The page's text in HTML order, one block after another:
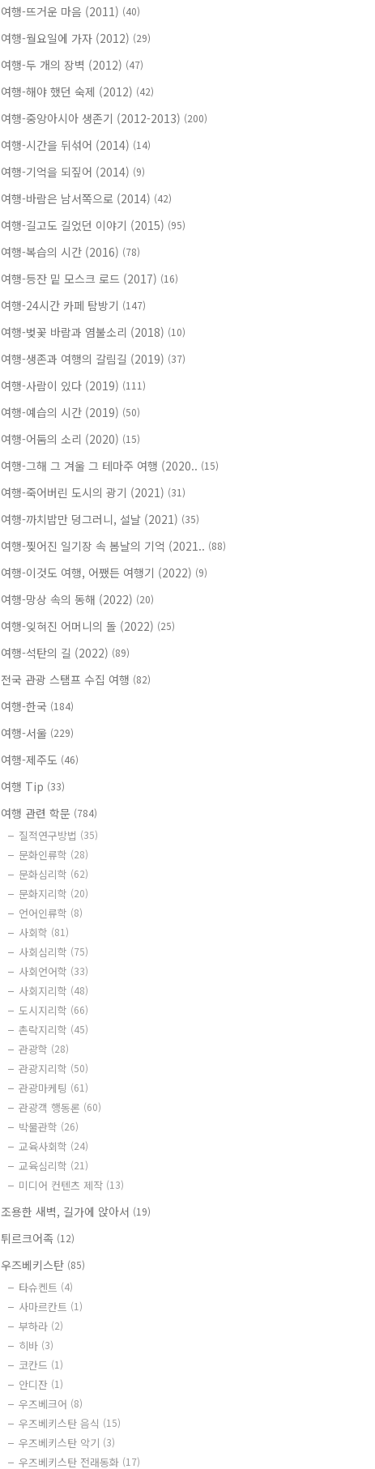
여행-뜨거운 마음 (2011) (40)
여행-월요일에 가자 (2012) (29)
여행-두 개의 장벽 (2012) (47)
여행-해야 했던 숙제 (2012) (42)
여행-중앙아시아 생존기 (2012-2013) (200)
여행-시간을 뒤섞어 (2014) (14)
여행-기억을 되짚어 (2014) (9)
여행-바람은 남서쪽으로 (2014) (42)
여행-길고도 길었던 이야기 (2015) (95)
여행-복습의 시간 (2016) (78)
여행-등잔 밑 모스크 로드 (2017) (16)
여행-24시간 카페 탐방기 (147)
여행-벚꽃 바람과 염불소리 (2018) (10)
여행-생존과 여행의 갈림길 (2019) (37)
여행-사람이 있다 (2019) (111)
여행-예습의 시간 (2019) (50)
여행-어둠의 소리 (2020) (15)
여행-그해 그 겨울 그 테마주 여행 (2020.. (15)
여행-죽어버린 도시의 광기 (2021) (31)
여행-까치밥만 덩그러니, 설날 (2021) (35)
여행-찢어진 일기장 속 봄날의 기억 (2021.. (88)
여행-이것도 여행, 어쨌든 여행기 (2022) (9)
여행-망상 속의 동해 (2022) (20)
여행-잊혀진 어머니의 돌 (2022) (25)
여행-석탄의 길 (2022) (89)
전국 관광 스탬프 수집 여행 (82)
여행-한국 (184)
여행-서울 (229)
여행-제주도 (46)
여행 Tip (33)
여행 관련 학문 (784)
질적연구방법 (35)
문화인류학 (28)
문화심리학 (62)
문화지리학 (20)
언어인류학 (8)
사회학 (81)
사회심리학 (75)
사회언어학 (33)
사회지리학 (48)
도시지리학 (66)
촌락지리학 (45)
관광학 (28)
관광지리학 (50)
관광마케팅 (61)
관광객 행동론 (60)
박물관학 (26)
교육사회학 (24)
교육심리학 (21)
미디어 컨텐츠 제작 (13)
조용한 새벽, 길가에 앉아서 (19)
튀르크어족 (12)
우즈베키스탄 (85)
타슈켄트 (4)
사마르칸트 (1)
부하라 (2)
히바 (3)
코칸드 (1)
안디잔 (1)
우즈베크어 (8)
우즈베키스탄 음식 (15)
우즈베키스탄 악기 (3)
우즈베키스탄 전래동화 (17)